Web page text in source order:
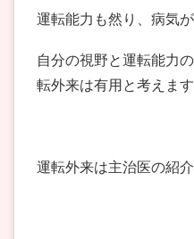
運転能力も然り、病気
自分の視野と運転能力
転外来は有用と考えます
運転外来は主治医の紹介